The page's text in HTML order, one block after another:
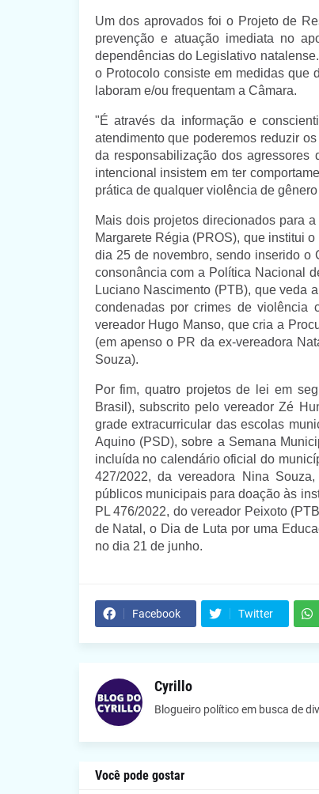
Um dos aprovados foi o Projeto de
prevenção e atuação imediata no
dependências do Legislativo
o Protocolo consiste em medidas que
laboram e/ou frequentam a Câmara.
"É através da informação e
atendimento que poderemos reduzir
da responsabilização dos agressores
intencional insistem em ter
prática de qualquer violência de
Mais dois projetos direcionados para
Margarete Régia (PROS), que institui
dia 25 de novembro, sendo inserido o
consonância com a Política Nacional
Luciano Nascimento (PTB), que veda
condenadas por crimes de
vereador Hugo Manso, que cria a
(em apenso o PR da ex-vereadora
Souza).
Por fim, quatro projetos de lei em
Brasil), subscrito pelo vereador Zé
grade extracurricular das escolas
Aquino (PSD), sobre a Semana
incluída no calendário oficial do
427/2022, da vereadora Nina
públicos municipais para doação às
PL 476/2022, do vereador Peixoto
de Natal, o Dia de Luta por uma
no dia 21 de junho.
Facebook Twitter
Cyrillo
Blogueiro político em busca de
Você pode gostar